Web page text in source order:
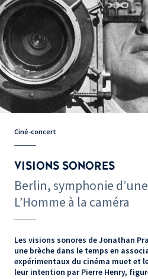
Ciné-concert
VISIONS SONORES
Berlin, symphonie
L’Homme à la caméra
Les visions sonores de Jonathan
une brèche dans le temps en
expérimentaux du cinéma muet et
leur intention par Pierre Henry,